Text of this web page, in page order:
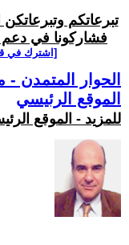
تبرعاتكم وتبرعاتكن
فشاركونا في دعم
[اشترك في
الحوار المتمدن -
الموقع الرئيسي
للمزيد - الموقع